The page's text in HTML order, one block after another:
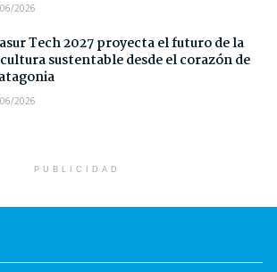
2026
Tech 2027 proyecta el futuro de la
sustentable desde el corazón de
2026
PUBLICIDAD